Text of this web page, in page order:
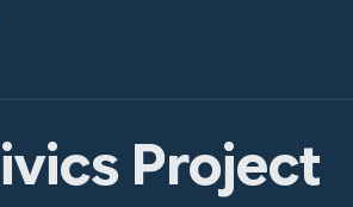
Project